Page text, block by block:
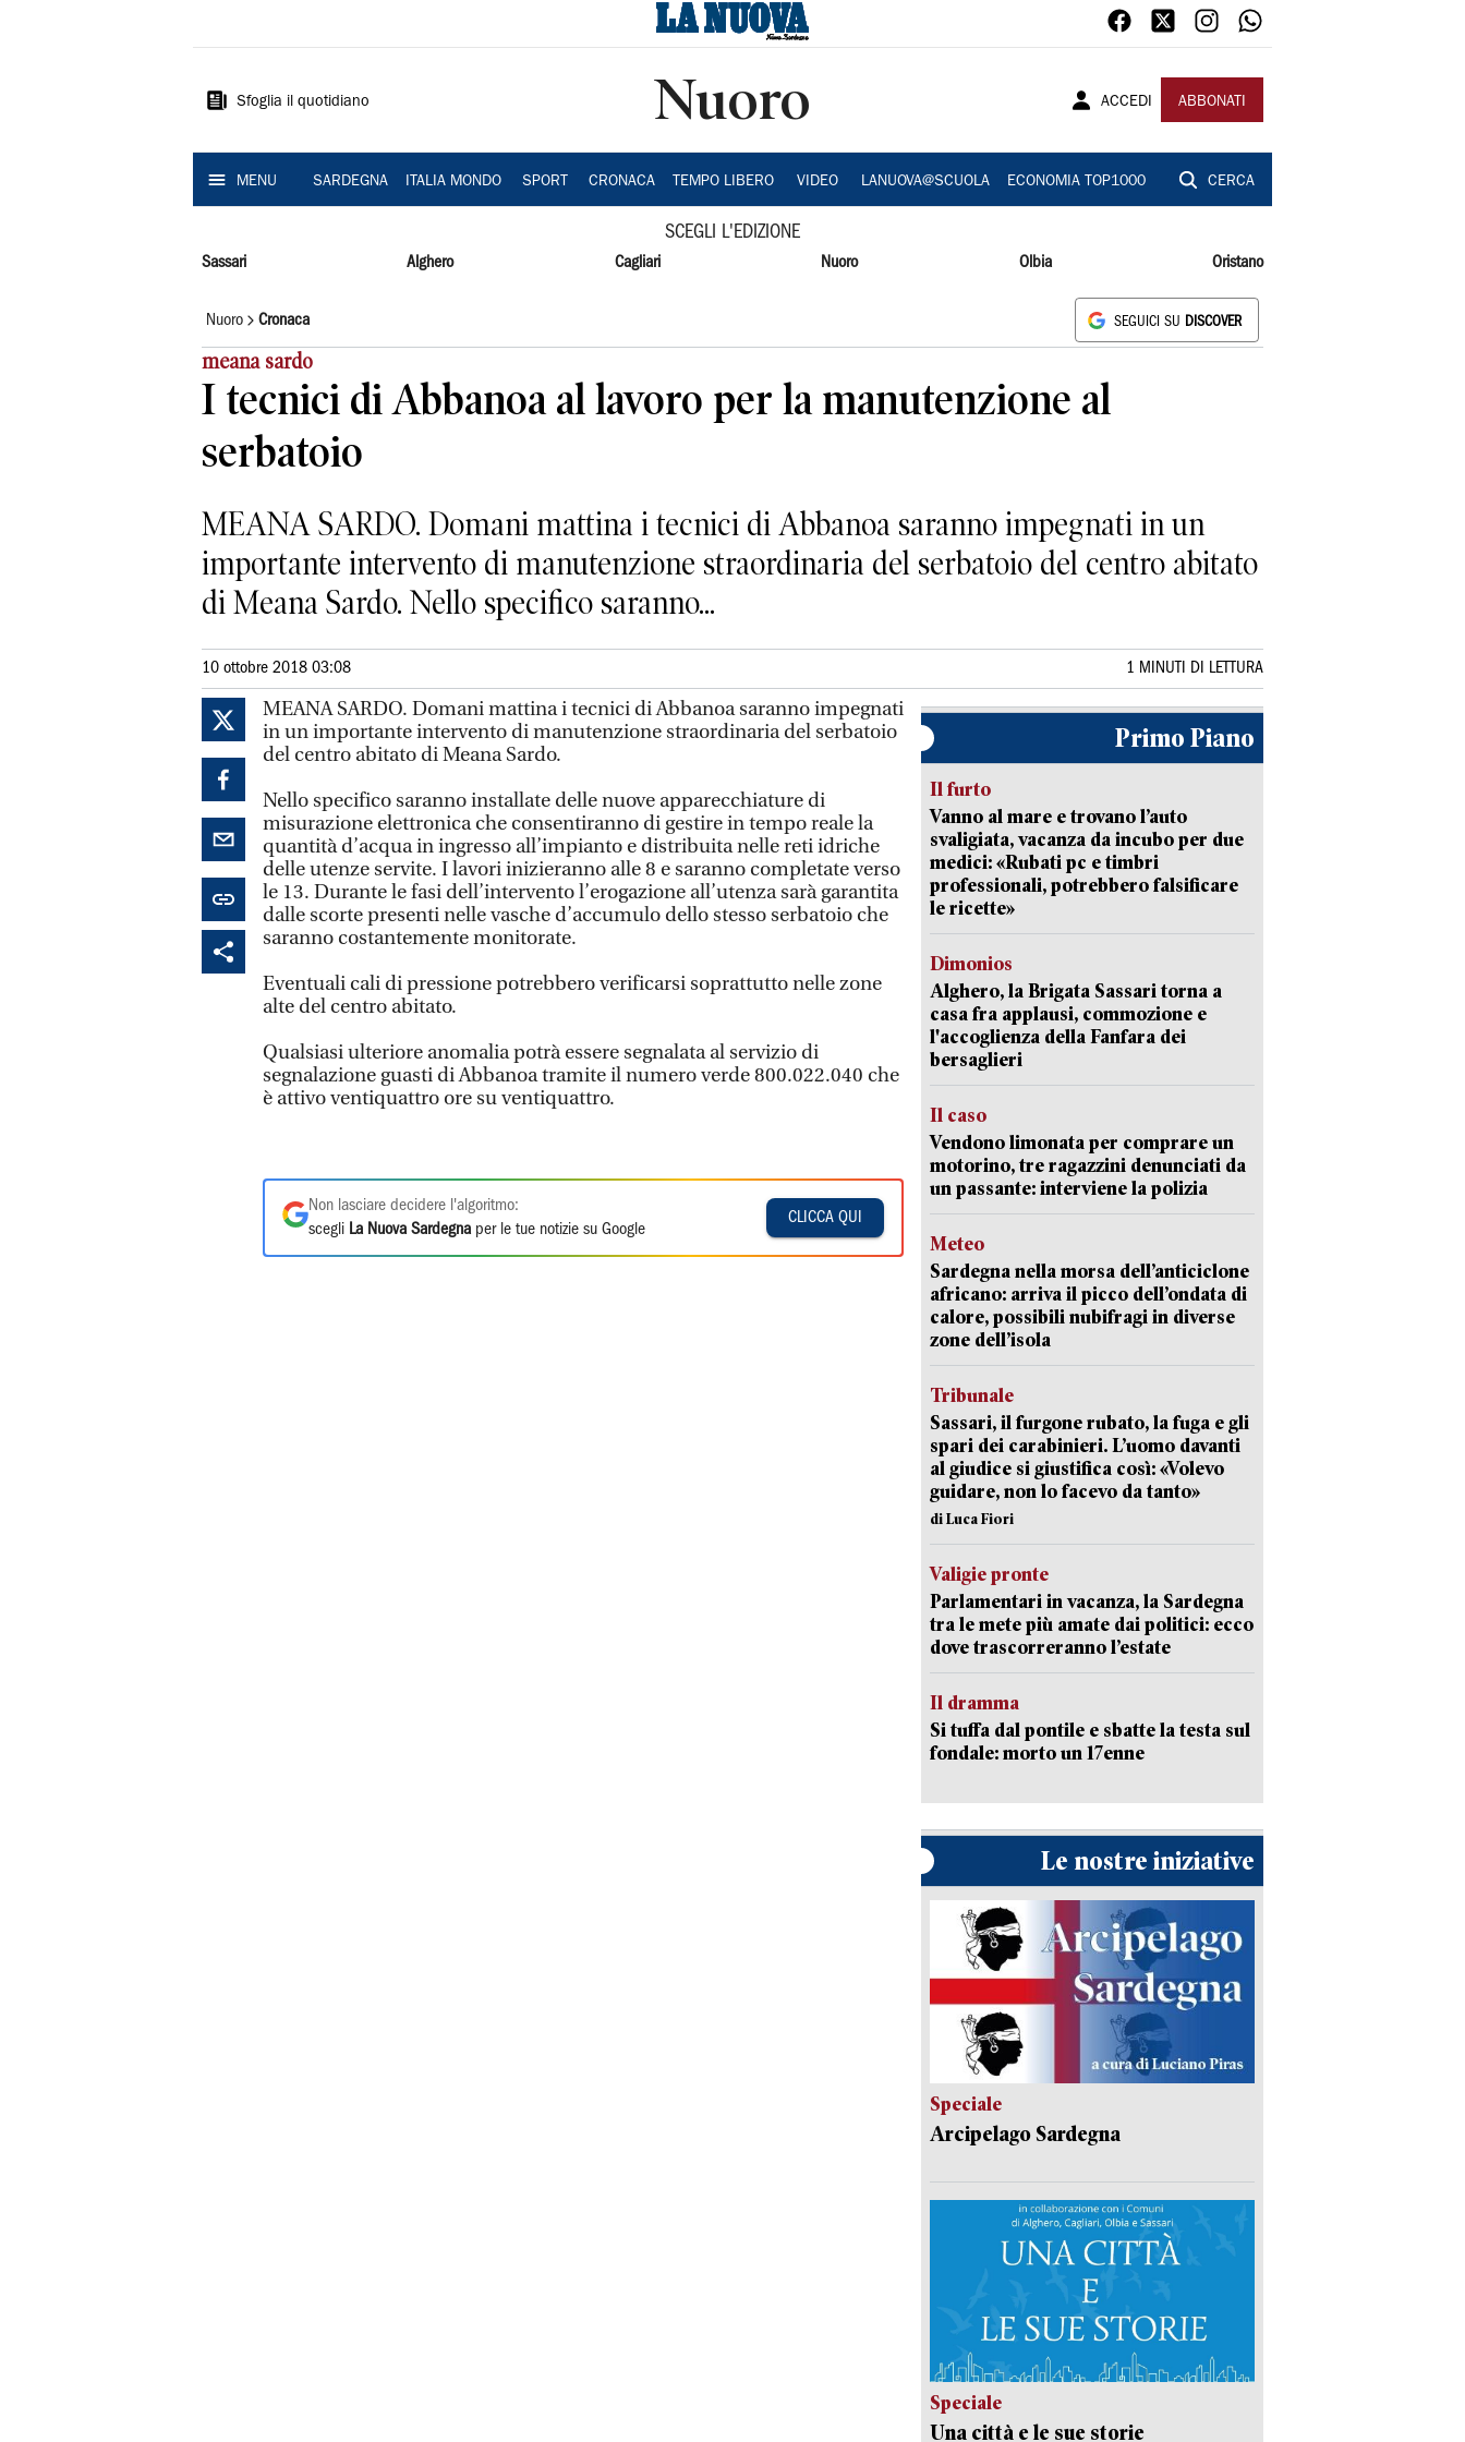
Sardegna
Sfoglia il quotidiano Nuoro ACCEDI ABBONATI
MENU SARDEGNA ITALIA MONDO SPORT CRONACA TEMPO LIBERO VIDEO LANUOVA@SCUOLA ECONOMIA TOP1000 CERCA
SCEGLI L'EDIZIONE
Sassari Alghero Cagliari Nuoro Olbia Oristano
Nuoro Cronaca SEGUICI SU DISCOVER
meana sardo
I tecnici di Abbanoa al lavoro per la manutenzione al
serbatoio
MEANA SARDO. Domani mattina i tecnici di Abbanoa saranno impegnati in un
importante intervento di manutenzione straordinaria del serbatoio del centro abitato
di Meana Sardo. Nello specifico saranno...
10 ottobre 2018 03:08 1 MINUTI DI LETTURA
MEANA SARDO. Domani mattina i tecnici di Abbanoa saranno impegnati
in un importante intervento di manutenzione straordinaria del serbatoio
del centro abitato di Meana Sardo.
Nello specifico saranno installate delle nuove apparecchiature di
misurazione elettronica che consentiranno di gestire in tempo reale la
quantità d’acqua in ingresso all’impianto e distribuita nelle reti idriche
delle utenze servite. I lavori inizieranno alle 8 e saranno completate verso
le 13. Durante le fasi dell’intervento l’erogazione all’utenza sarà garantita
dalle scorte presenti nelle vasche d’accumulo dello stesso serbatoio che
saranno costantemente monitorate.
Eventuali cali di pressione potrebbero verificarsi soprattutto nelle zone
alte del centro abitato.
Qualsiasi ulteriore anomalia potrà essere segnalata al servizio di
segnalazione guasti di Abbanoa tramite il numero verde 800.022.040 che
è attivo ventiquattro ore su ventiquattro.
Non lasciare decidere l'algoritmo:
scegli La Nuova Sardegna per le tue notizie su Google
CLICCA QUI
Primo Piano
Il furto
Vanno al mare e trovano l’auto
svaligiata, vacanza da incubo per due
medici: «Rubati pc e timbri
professionali, potrebbero falsificare
le ricette»
Dimonios
Alghero, la Brigata Sassari torna a
casa fra applausi, commozione e
l'accoglienza della Fanfara dei
bersaglieri
Il caso
Vendono limonata per comprare un
motorino, tre ragazzini denunciati da
un passante: interviene la polizia
Meteo
Sardegna nella morsa dell’anticiclone
africano: arriva il picco dell’ondata di
calore, possibili nubifragi in diverse
zone dell’isola
Tribunale
Sassari, il furgone rubato, la fuga e gli
spari dei carabinieri. L’uomo davanti
al giudice si giustifica così: «Volevo
guidare, non lo facevo da tanto»
di Luca Fiori
Valigie pronte
Parlamentari in vacanza, la Sardegna
tra le mete più amate dai politici: ecco
dove trascorreranno l’estate
Il dramma
Si tuffa dal pontile e sbatte la testa sul
fondale: morto un 17enne
Le nostre iniziative
Speciale
Arcipelago Sardegna
Speciale
Una città e le sue storie